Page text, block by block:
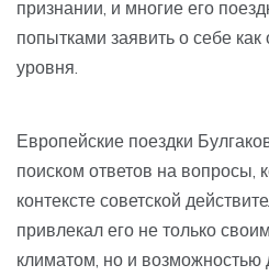
признании, и многие его
попытками заявить о себе
уровня.
Европейские поездки
поиском ответов на вопросы,
контексте советской
привлекал его не только
климатом, но и